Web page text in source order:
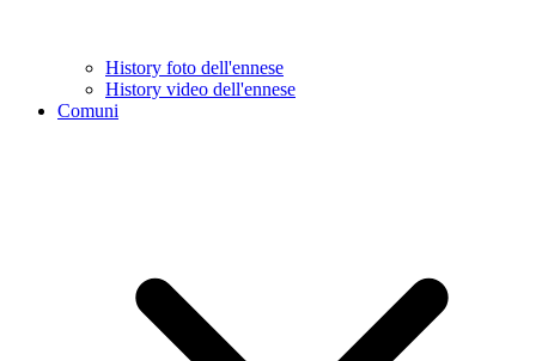
History foto dell'ennese
History video dell'ennese
Comuni